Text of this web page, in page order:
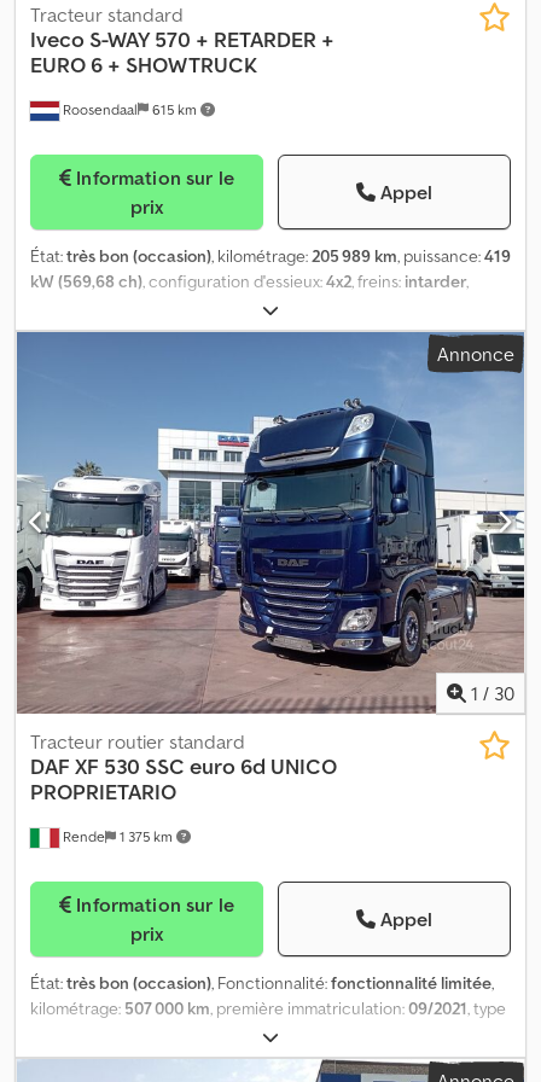
Roosendaal 615 km
Tracteur standard
Iveco S-WAY 570 + RETARDER +
EURO 6 + SHOWTRUCK
prix
Appel
État:très bon (occasion), kilométrage:205 989 km, puissance:419
kW (569,68 ch), configuration d'essieux:4x2, freins: intarder,
, cabine conducteur:
d'engrenage:automatique, Année de construction:2024,
ABS, blocage de différentiel, climatisation,
vitres, rétroviseur électrique, verrouillage centralisé
d'options et d'accessoires = - Réservoir de carburant en
aluminium - Sièges réglables électriquement = Plus
d'informations = Année de construction: 2024 Cabine: simple
Essieu avant: Direction Essieu arrière: Roues jumelées Classe
d'émission: Euro 6e État technique: très bon Csdpfeyup Rasx Al Ijrf
État optique: très bon Prix: Sur demande
Annonce
1 / 30
Rende 1 375 km
Tracteur routier standard
DAF XF 530 SSC euro 6d UNICO
PROPRIETARIO
prix
Appel
État:très bon (occasion), Fonctionnalité:fonctionnalité limitée,
kilométrage: 507 000 km, première immatriculation:09/2021, type
, configuration d'essieux:
diesel, couleur:bleu, cabine conducteur:cabine couchette,